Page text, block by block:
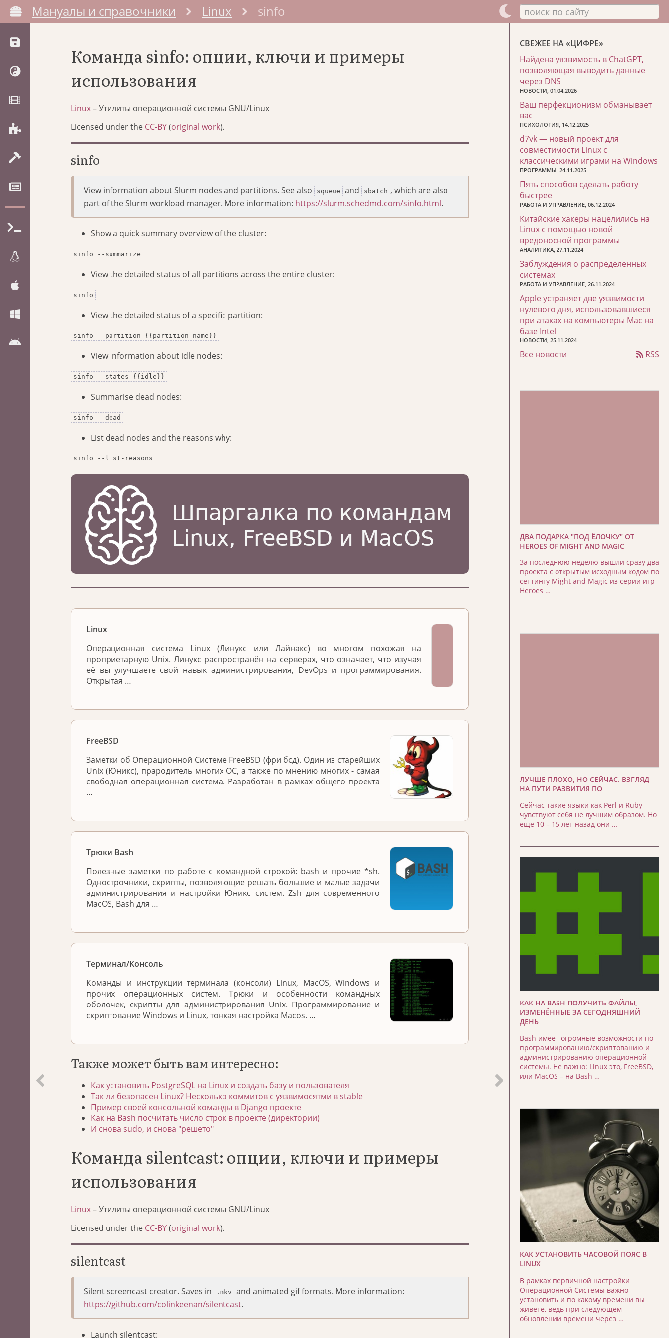
Мануалы и справочники Linux sinfo поиск по сайту
Команда sinfo: опции, ключи и примеры
использования
Linux– Утилиты операционной системы GNU/Linux
Licensed under the CC-BY(original work).
sinfo
View information about Slurm nodes and partitions. See also squeue and sbatch , which are also
part of the Slurm workload manager. More information: https://slurm.schedmd.com/sinfo.html.
Show a quick summary overview of the cluster:
sinfo --summarize
View the detailed status of all partitions across the entire cluster:
sinfo
View the detailed status of a specific partition:
sinfo --partition {{partition_name}}
View information about idle nodes:
sinfo --states {{idle}}
Summarise dead nodes:
sinfo --dead
List dead nodes and the reasons why:
sinfo --list-reasons
Linux
Операционная система Linux (Линукс или Лайнакс) во многом похожая на
проприетарную Unix. Линукс распространён на серверах, что означает, что изучая
её вы улучшаете свой навык администрирования, DevOps и программирования.
Открытая …
FreeBSD
Заметки об Операционной Системе FreeBSD (фри бсд). Один из старейших
Unix (Юникс), прародитель многих ОС, а также по мнению многих - самая
свободная операционная система. Разработан в рамках общего проекта
…
Трюки Bash
Полезные заметки по работе с командной строкой: bash и прочие *sh.
Однострочники, скрипты, позволяющие решать большие и малые задачи
администрирования и настройки Юникс систем. Zsh для современного
MacOS, Bash для …
Терминал/Консоль
Команды и инструкции терминала (консоли) Linux, MacOS, Windows и
прочих операционных систем. Трюки и особенности командных
оболочек, скрипты для администрирования Unix. Программирование и
скриптование Windows и Linux, тонкая настройка Macos. …
Также может быть вам интересно:
Как установить PostgreSQL на Linux и создать базу и пользователя
Так ли безопасен Linux? Несколько коммитов с уязвимосятми в stable
Пример своей консольной команды в Django проекте
Как на Bash посчитать число строк в проекте (директории)
И снова sudo, и снова "решето"
Команда silentcast: опции, ключи и примеры
использования
Linux– Утилиты операционной системы GNU/Linux
Licensed under the CC-BY(original work).
silentcast
Silent screencast creator. Saves in .mkv
and animated gif formats. More information:
https://github.com/colinkeenan/silentcast.
Launch silentcast:
СВЕЖЕЕ НА «ЦИФРЕ»
Найдена уязвимость в ChatGPT,
позволяющая выводить данные
через DNS
НОВОСТИ, 01.04.2026
Ваш перфекционизм обманывает
вас
ПСИХОЛОГИЯ, 14.12.2025
d7vk — новый проект для
совместимости Linux с
классическими играми на Windows
ПРОГРАММЫ, 24.11.2025
Пять способов сделать работу
быстрее
РАБОТА И УПРАВЛЕНИЕ, 06.12.2024
Китайские хакеры нацелились на
Linux с помощью новой
вредоносной программы
АНАЛИТИКА, 27.11.2024
Заблуждения о распределенных
системах
РАБОТА И УПРАВЛЕНИЕ, 26.11.2024
Apple устраняет две уязвимости
нулевого дня, использовавшиеся
при атаках на компьютеры Mac на
базе Intel
НОВОСТИ, 25.11.2024
Все новости RSS
ДВА ПОДАРКА "ПОД ЁЛОЧКУ" ОТ
HEROES OF MIGHT AND MAGIC
За последнюю неделю вышли сразу два
проекта с открытым исходным кодом по
сеттингу Might and Magic из серии игр
Heroes …
ЛУЧШЕ ПЛОХО, НО СЕЙЧАС. ВЗГЛЯД
НА ПУТИ РАЗВИТИЯ ПО
Сейчас такие языки как Perl и Ruby
чувствуют себя не лучшим образом. Но
ещё 10 – 15 лет назад они …
КАК НА BASH ПОЛУЧИТЬ ФАЙЛЫ,
ИЗМЕНЁННЫЕ ЗА СЕГОДНЯШНИЙ
ДЕНЬ
Bash имеет огромные возможности по
программированию/скриптованию и
администрированию операционной
системы. Не важно: Linux это, FreeBSD,
или MacOS – на Bash …
КАК УСТАНОВИТЬ ЧАСОВОЙ ПОЯС В
LINUX
В рамках первичной настройки
Операционной Системы важно
установить и по какому времени вы
живёте, ведь при следующем
обновлении времени через …